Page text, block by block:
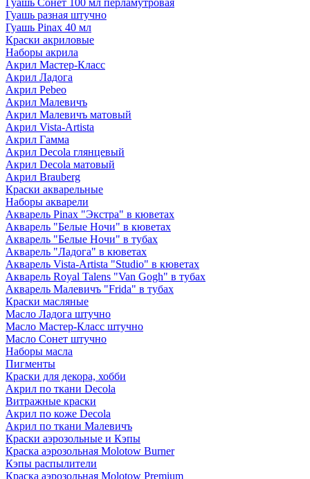
Гуашь Сонет 100 мл перламутровая
Гуашь разная штучно
Гуашь Pinax 40 мл
Краски акриловые
Наборы акрила
Акрил Мастер-Класс
Акрил Ладога
Акрил Pebeo
Акрил Малевичъ
Акрил Малевичъ матовый
Акрил Vista-Artista
Акрил Гамма
Акрил Decola глянцевый
Акрил Decola матовый
Акрил Brauberg
Краски акварельные
Наборы акварели
Акварель Pinax "Экстра" в кюветах
Акварель "Белые Ночи" в кюветах
Акварель "Белые Ночи" в тубах
Акварель "Ладога" в кюветах
Акварель Vista-Artista "Studio" в кюветах
Акварель Royal Talens "Van Gogh" в тубах
Акварель Малевичъ "Frida" в тубах
Краски масляные
Масло Ладога штучно
Масло Мастер-Класс штучно
Масло Сонет штучно
Наборы масла
Пигменты
Краски для декора, хобби
Акрил по ткани Decola
Витражные краски
Акрил по коже Decola
Акрил по ткани Малевичъ
Краски аэрозольные и Кэпы
Краска аэрозольная Molotow Burner
Кэпы распылители
Краска аэрозольная Molotow Premium